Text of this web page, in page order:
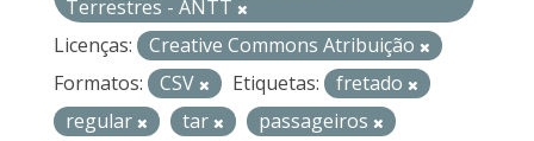
Terrestres - ANTT
Licenças:
Creative Commons Atribuição
Formatos:
CSV Etiquetas:
fretado
regular
tar
passageiros